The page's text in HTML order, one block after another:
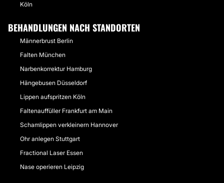
Köln
BEHANDLUNGEN NACH STANDORTEN
Männerbrust Berlin
Falten München
Narbenkorrektur Hamburg
Hängebusen Düsseldorf
Lippen aufspritzen Köln
Faltenauffüller Frankfurt am Main
Schamlippen verkleinern Hannover
Ohr anlegen Stuttgart
Fractional Laser Essen
Nase operieren Leipzig